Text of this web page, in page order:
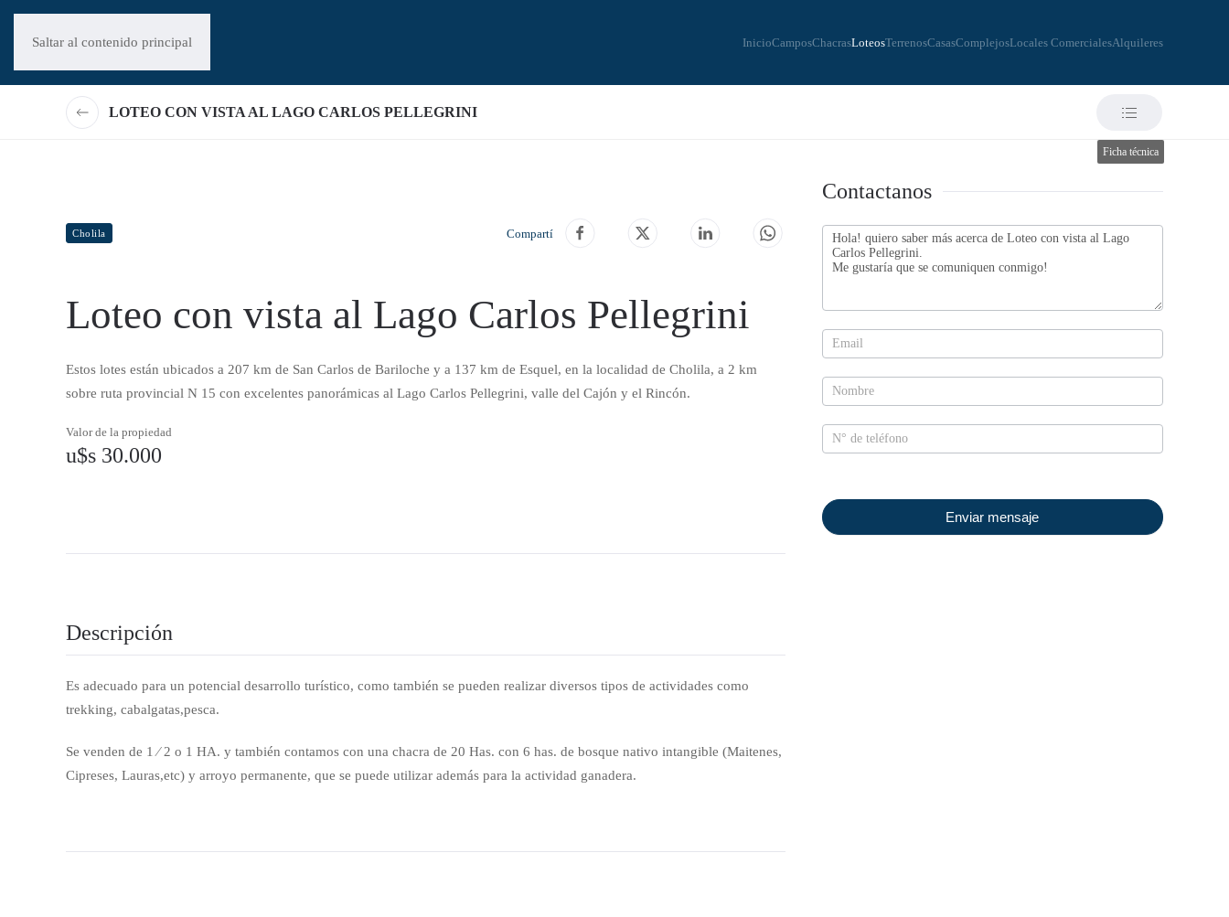
Saltar al contenido principal InicioCamposChacrasLoteosTerrenosCasasComplejosLocales ComercialesAlquileres
LOTEO CON VISTA AL LAGO CARLOS PELLEGRINI
Cholila Compartí
Loteo con vista al Lago Carlos Pellegrini
Estos lotes están ubicados a 207 km de San Carlos de Bariloche y a 137 km de Esquel, en la localidad de Cholila, a 2 km
sobre ruta provincial N 15 con excelentes panorámicas al Lago Carlos Pellegrini, valle del Cajón y el Rincón.
Valor de la propiedad
u$s 30.000
Descripción
Es adecuado para un potencial desarrollo turístico, como también se pueden realizar diversos tipos de actividades como
trekking, cabalgatas,pesca.
Se venden de 1 ⁄ 2 o 1 HA. y también contamos con una chacra de 20 Has. con 6 has. de bosque nativo intangible (Maitenes,
Cipreses, Lauras,etc) y arroyo permanente, que se puede utilizar además para la actividad ganadera.
Contactanos
Contactanos
Enviar mensaje
Ficha técnica